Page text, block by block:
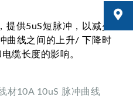
供5uS短脉冲，以减少
曲线之间的上升/ 下降时
缆长度的影响。
10A 10uS 脉冲曲线